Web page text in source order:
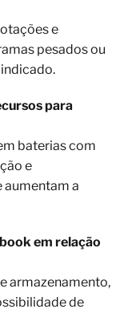
e
pesados ou
para
baterias com
e
a
em relação
armazenamento,
de